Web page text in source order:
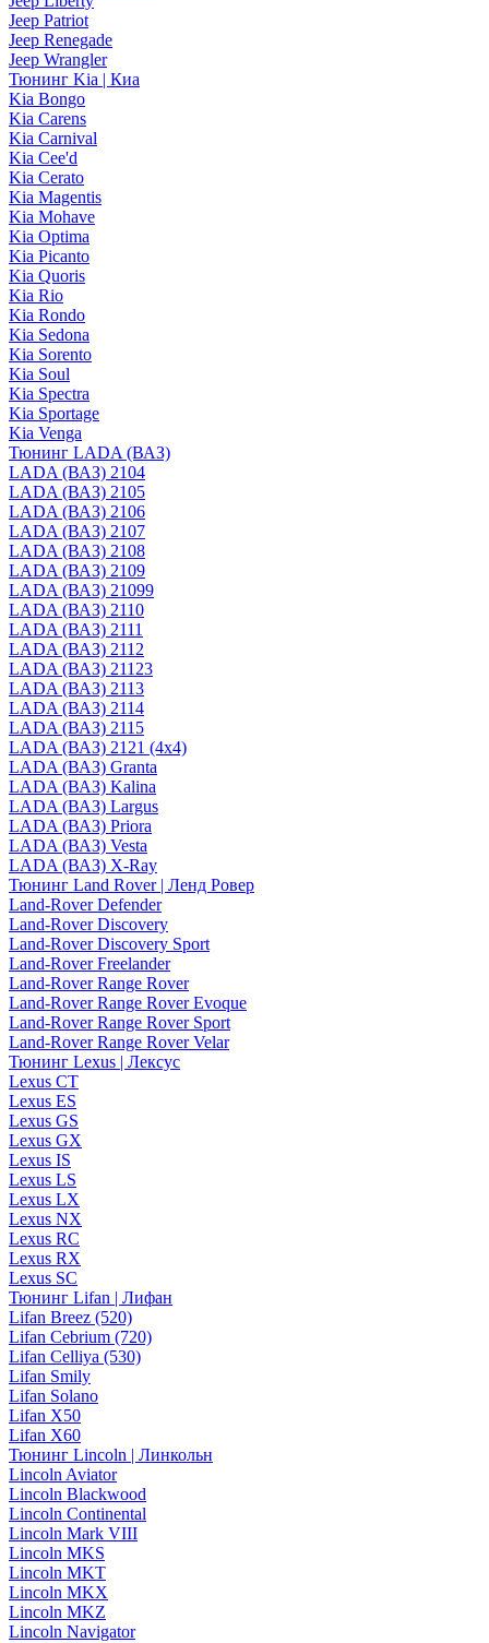
Jeep Patriot
Jeep Renegade
Jeep Wrangler
Тюнинг Kia | Киа
Kia Bongo
Kia Carens
Kia Carnival
Kia Cee'd
Kia Cerato
Kia Magentis
Kia Mohave
Kia Optima
Kia Picanto
Kia Quoris
Kia Rio
Kia Rondo
Kia Sedona
Kia Sorento
Kia Soul
Kia Spectra
Kia Sportage
Kia Venga
Тюнинг LADA (ВАЗ)
LADA (ВАЗ) 2104
LADA (ВАЗ) 2105
LADA (ВАЗ) 2106
LADA (ВАЗ) 2107
LADA (ВАЗ) 2108
LADA (ВАЗ) 2109
LADA (ВАЗ) 21099
LADA (ВАЗ) 2110
LADA (ВАЗ) 2111
LADA (ВАЗ) 2112
LADA (ВАЗ) 21123
LADA (ВАЗ) 2113
LADA (ВАЗ) 2114
LADA (ВАЗ) 2115
LADA (ВАЗ) 2121 (4x4)
LADA (ВАЗ) Granta
LADA (ВАЗ) Kalina
LADA (ВАЗ) Largus
LADA (ВАЗ) Priora
LADA (ВАЗ) Vesta
LADA (ВАЗ) X-Ray
Тюнинг Land Rover | Ленд Ровер
Land-Rover Defender
Land-Rover Discovery
Land-Rover Discovery Sport
Land-Rover Freelander
Land-Rover Range Rover
Land-Rover Range Rover Evoque
Land-Rover Range Rover Sport
Land-Rover Range Rover Velar
Тюнинг Lexus | Лексус
Lexus CT
Lexus ES
Lexus GS
Lexus GX
Lexus IS
Lexus LS
Lexus LX
Lexus NX
Lexus RC
Lexus RX
Lexus SC
Тюнинг Lifan | Лифан
Lifan Breez (520)
Lifan Cebrium (720)
Lifan Celliya (530)
Lifan Smily
Lifan Solano
Lifan X50
Lifan X60
Тюнинг Lincoln | Линкольн
Lincoln Aviator
Lincoln Blackwood
Lincoln Continental
Lincoln Mark VIII
Lincoln MKS
Lincoln MKT
Lincoln MKX
Lincoln MKZ
Lincoln Navigator